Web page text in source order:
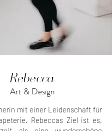
Rebecca
Art & Design
mit einer Leidenschaft für
Rebeccas Ziel ist es,